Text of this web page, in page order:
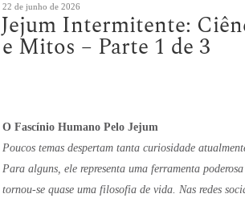
Publicado
em
22 de junho de 2026
Jejum Intermitente:
e Mitos – Parte 1 de 3
O Fascínio Humano Pelo Jejum
Poucos temas despertam tanta curiosidade
Para alguns, ele representa uma ferramenta
tornou-se quase uma filosofia de vida. Nas redes